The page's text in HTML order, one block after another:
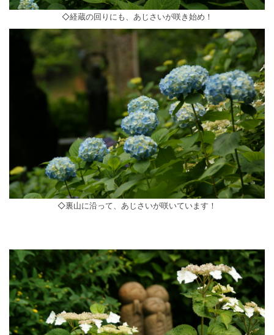
◇経蔵の回りにも、あじさいが咲き始め！
◇裏山に沿って、あじさいが咲いています！